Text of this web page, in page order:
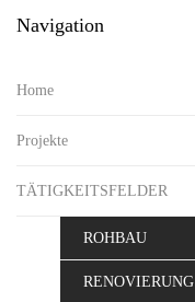
Navigation
Home
Projekte
TÄTIGKEITSFELDER
ROHBAU
RENOVIERUNG